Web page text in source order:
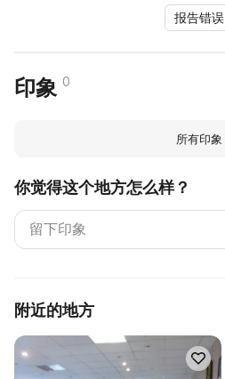
报告错误
印象 0
所有印象
你觉得这个地方怎么样？
附近的地方